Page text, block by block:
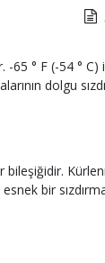
° F (-54 °
dolgu
bileşiğidir.
bir